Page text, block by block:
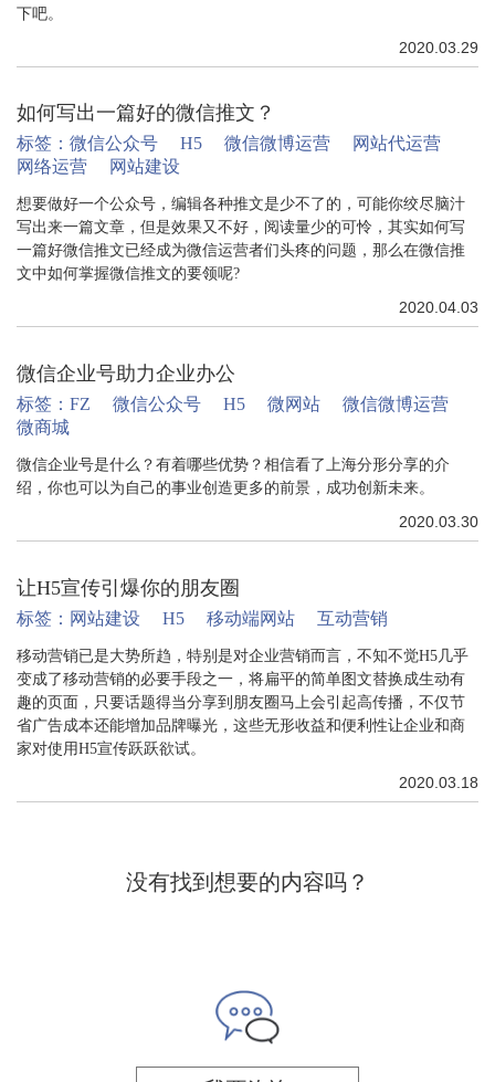
下吧。
2020.03.29
如何写出一篇好的微信推文？
标签： 微信公众号 H5 微信微博运营
网站代运营
网络运营
网站建设
想要做好一个公众号，编辑各种推文是少不了的，可能你绞尽脑汁
写出来一篇文章，但是效果又不好，阅读量少的可怜，其实如何写
一篇好微信推文已经成为微信运营者们头疼的问题，那么在微信推
文中如何掌握微信推文的要领呢?
2020.04.03
微信企业号助力企业办公
标签： FZ 微信公众号 H5 微网站
微信微博运营
微商城
微信企业号是什么？有着哪些优势？相信看了上海分形分享的介
绍，你也可以为自己的事业创造更多的前景，成功创新未来。
2020.03.30
让H5宣传引爆你的朋友圈
标签： 网站建设 H5 移动端网站 互动营销
移动营销已是大势所趋，特别是对企业营销而言，不知不觉H5几乎
变成了移动营销的必要手段之一，将扁平的简单图文替换成生动有
趣的页面，只要话题得当分享到朋友圈马上会引起高传播，不仅节
省广告成本还能增加品牌曝光，这些无形收益和便利性让企业和商
家对使用H5宣传跃跃欲试。
2020.03.18
没有找到想要的内容吗？